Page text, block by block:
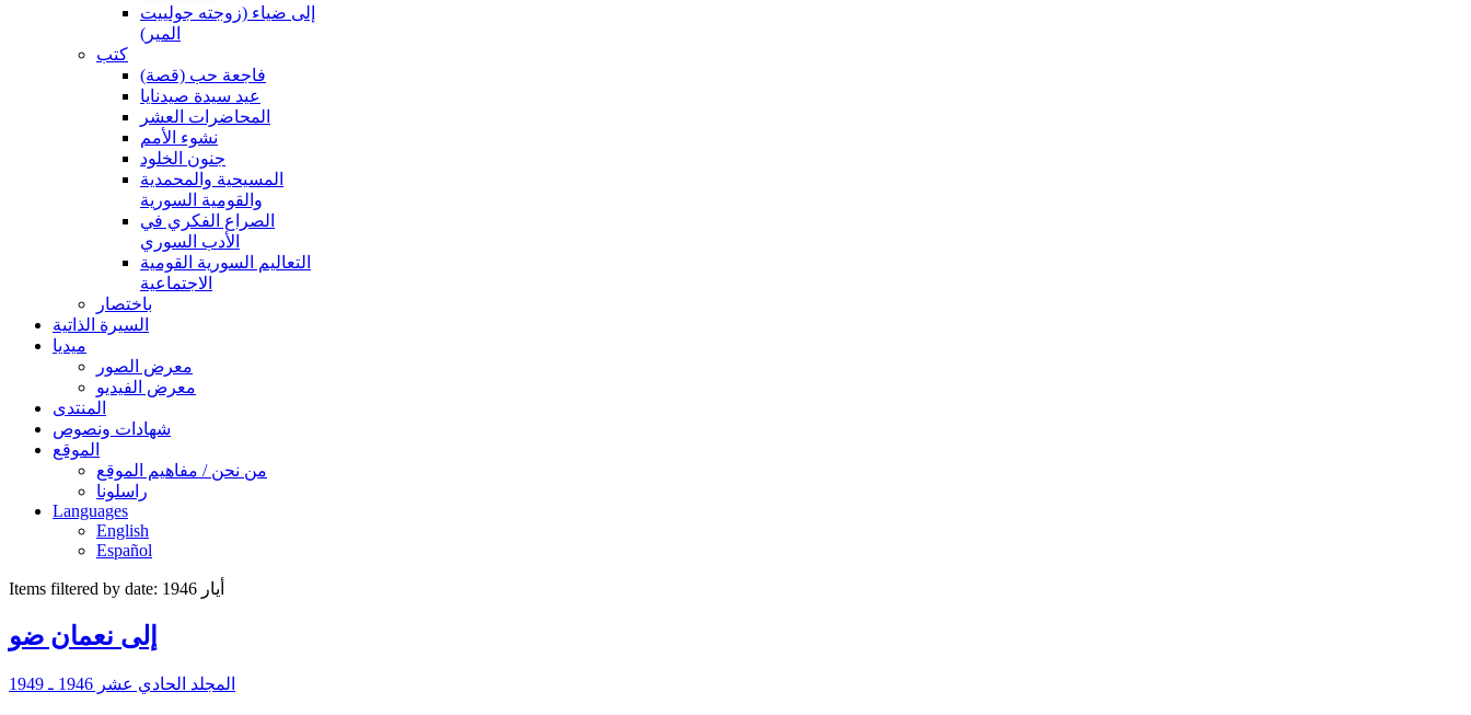
إلى ضياء (زوجته جولييت
المير)
كتب
فاجعة حب (قصة)
عيد سيدة صيدنايا
المحاضرات العشر
نشوء الأمم
جنون الخلود
المسيحية والمحمدية
والقومية السورية
الصراع الفكري في
الأدب السوري
التعاليم السورية القومية
الاجتماعية
باختصار
السيرة الذاتية
ميديا
معرض الصور
معرض الفيديو
المنتدى
شهادات ونصوص
الموقع
من نحن / مفاهيم الموقع
راسلونا
Languages
English
Español
Items filtered by date: أيار 1946
إلى نعمان ضو
المجلد الحادي عشر 1946 ـ 1949